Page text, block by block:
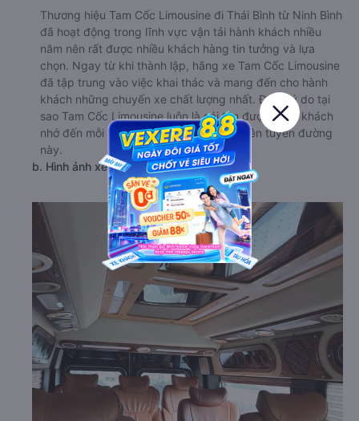
Thương hiệu Tam Cốc Limousine đi Thái Bình từ Ninh Bình
đã hoạt động trong lĩnh vực vận tải hành khách nhiều
năm nên rất được nhiều khách hàng tin tưởng và lựa
chọn. Ngay từ khi thành lập, hãng xe Tam Cốc Limousine
đã tập trung vào việc khai thác và mang đến cho hành
khách những chuyến xe chất lượng nhất. Đó là lý do tại
sao Tam Cốc Limousine luôn là cái tên được hành khách
nhớ đến mỗi khi có nhu cầu di chuyển trên tuyến đường
này.
b. Hình ảnh xe Tam Cốc Limousine